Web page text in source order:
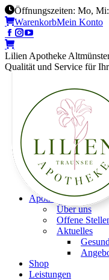
Öffnungszeiten: Mo,
WarenkorbMein Konto
Lilien Apotheke
Qualität und Service für
Apotheke
Über uns
Offene
Aktuelles
Shop
Leistungen